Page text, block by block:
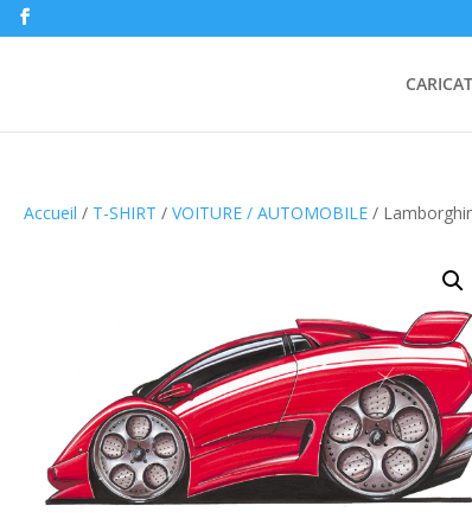
Accueil / T-SHIRT / VOITURE / AUTOMOBILE/